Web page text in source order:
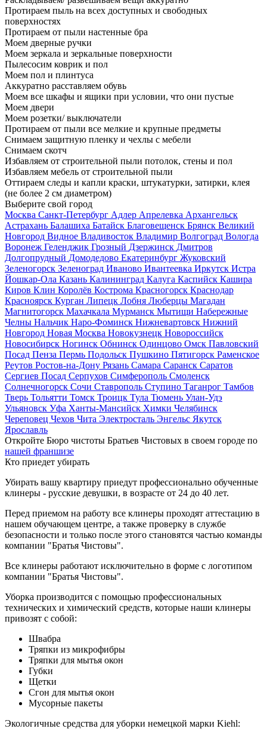
Протираем пыль на всех доступных и свободных
поверхностях
Протираем от пыли настенные бра
Моем дверные ручки
Моем зеркала и зеркальные поверхности
Пылесосим коврик и пол
Моем пол и плинтуса
Аккуратно расставляем обувь
Моем все шкафы и ящики при условии, что они пустые
Моем двери
Моем розетки/ выключатели
Протираем от пыли все мелкие и крупные предметы
Снимаем защитную пленку и чехлы с мебели
Снимаем скотч
Избавляем от строительной пыли потолок, стены и пол
Избавляем мебель от строительной пыли
Оттираем следы и капли краски, штукатурки, затирки, клея
(не более 2 см диаметром)
Выберите свой город
Москва Санкт-Петербург Адлер Апрелевка Архангельск
Астрахань Балашиха Батайск Благовещенск Брянск Великий
Новгород Видное Владивосток Владимир Волгоград Вологда
Воронеж Геленджик Грозный Дзержинск Дмитров
Долгопрудный Домодедово Екатеринбург Жуковский
Зеленогорск Зеленоград Иваново Ивантеевка Иркутск Истра
Йошкар-Ола Казань Калининград Калуга Каспийск Кашира
Киров Клин Королёв Кострома Красногорск Краснодар
Красноярск Курган Липецк Лобня Люберцы Магадан
Магнитогорск Махачкала Мурманск Мытищи Набережные
Челны Нальчик Наро-Фоминск Нижневартовск Нижний
Новгород Новая Москва Новокузнецк Новороссийск
Новосибирск Ногинск Обнинск Одинцово Омск Павловский
Посад Пенза Пермь Подольск Пушкино Пятигорск Раменское
Реутов Ростов-на-Дону Рязань Самара Саранск Саратов
Сергиев Посад Серпухов Симферополь Смоленск
Солнечногорск Сочи Ставрополь Ступино Таганрог Тамбов
Тверь Тольятти Томск Троицк Тула Тюмень Улан-Удэ
Ульяновск Уфа Ханты-Мансийск Химки Челябинск
Череповец Чехов Чита Электросталь Энгельс Якутск
Ярославль
Откройте Бюро чистоты Братьев Чистовых в своем городе по
нашей франшизе
Кто приедет убирать
Убирать вашу квартиру приедут профессионально обученные
клинеры - русские девушки, в возрасте от 24 до 40 лет.
Перед приемом на работу все клинеры проходят аттестацию в
нашем обучающем центре, а также проверку в службе
безопасности и только после этого становятся частью команды
компании "Братья Чистовы".
Все клинеры работают исключительно в форме с логотипом
компании "Братья Чистовы".
Уборка производится с помощью профессиональных
технических и химический средств, которые наши клинеры
привозят с собой:
Швабра
Тряпки из микрофибры
Тряпки для мытья окон
Губки
Щетки
Сгон для мытья окон
Мусорные пакеты
Экологичные средства для уборки немецкой марки Kiehl: